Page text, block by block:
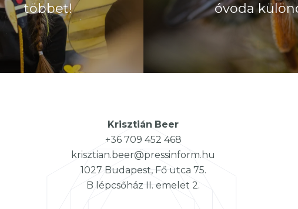
többet!
óvoda
Krisztián Beer
+36 709 452 468
krisztian.beer@pressinform.hu
1027 Budapest, Fő utca 75.
B lépcsőház II. emelet 2.